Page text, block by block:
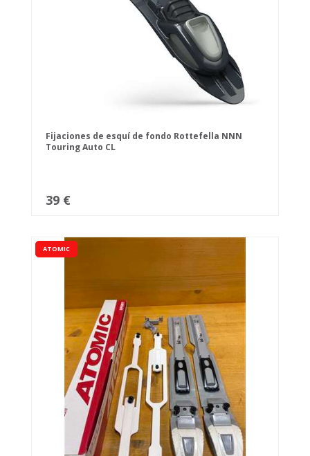
Fijaciones de esquí de fondo Rottefella NNN
Touring Auto CL
39 €
ATOMIC